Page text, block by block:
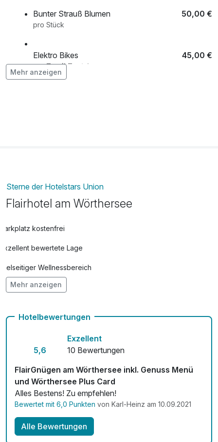
Bunter Strauß Blumen 50,00 €
pro Stück
Elektro Bikes 45,00 €
pro Tag (1 Tag/e)
Mehr anzeigen
Sterne der Hotelstars Union
Flairhotel am Wörthersee
Parkplatz kostenfrei
Exzellent bewertete Lage
Vielseitiger Wellnessbereich
Hunde im Hotel erlaubt für 20,00 € pro Stück / Nacht
Kostenloses W-LAN
Zimmerservice verfügbar
Mit Hotelbar
Mehr anzeigen
Hotelbewertungen
5,6
Exzellent
10 Bewertungen
FlairGnügen am Wörthersee inkl. Genuss Menü
und Wörthersee Plus Card
Alles Bestens! Zu empfehlen!
Bewertet mit 6,0 Punkten von Karl-Heinz am 10.09.2021
Alle Bewertungen